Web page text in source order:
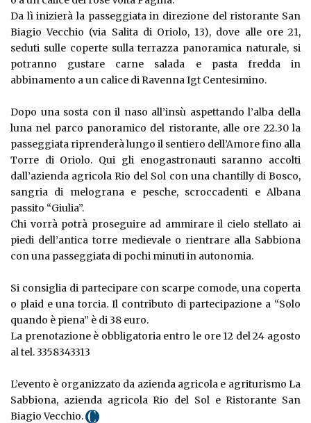
Da lì inizierà la passeggiata in direzione del ristorante San
Biagio Vecchio (via Salita di Oriolo, 13), dove alle ore 21,
seduti sulle coperte sulla terrazza panoramica naturale, si
potranno gustare carne salada e pasta fredda in
abbinamento a un calice di Ravenna Igt Centesimino.
Dopo una sosta con il naso all’insù aspettando l’alba della
luna nel parco panoramico del ristorante, alle ore 22.30 la
passeggiata riprenderà lungo il sentiero dell’Amore fino alla
Torre di Oriolo. Qui gli enogastronauti saranno accolti
dall’azienda agricola Rio del Sol con una chantilly di Bosco,
sangria di melograna e pesche, scroccadenti e Albana
passito “Giulia”.
Chi vorrà potrà proseguire ad ammirare il cielo stellato ai
piedi dell’antica torre medievale o rientrare alla Sabbiona
con una passeggiata di pochi minuti in autonomia.
Si consiglia di partecipare con scarpe comode, una coperta
o plaid e una torcia. Il contributo di partecipazione a “Solo
quando è piena” è di 38 euro.
La prenotazione è obbligatoria entro le ore 12 del 24 agosto
al tel. 3358343313
L’evento è organizzato da azienda agricola e agriturismo La
Sabbiona, azienda agricola Rio del Sol e Ristorante San
Biagio Vecchio.